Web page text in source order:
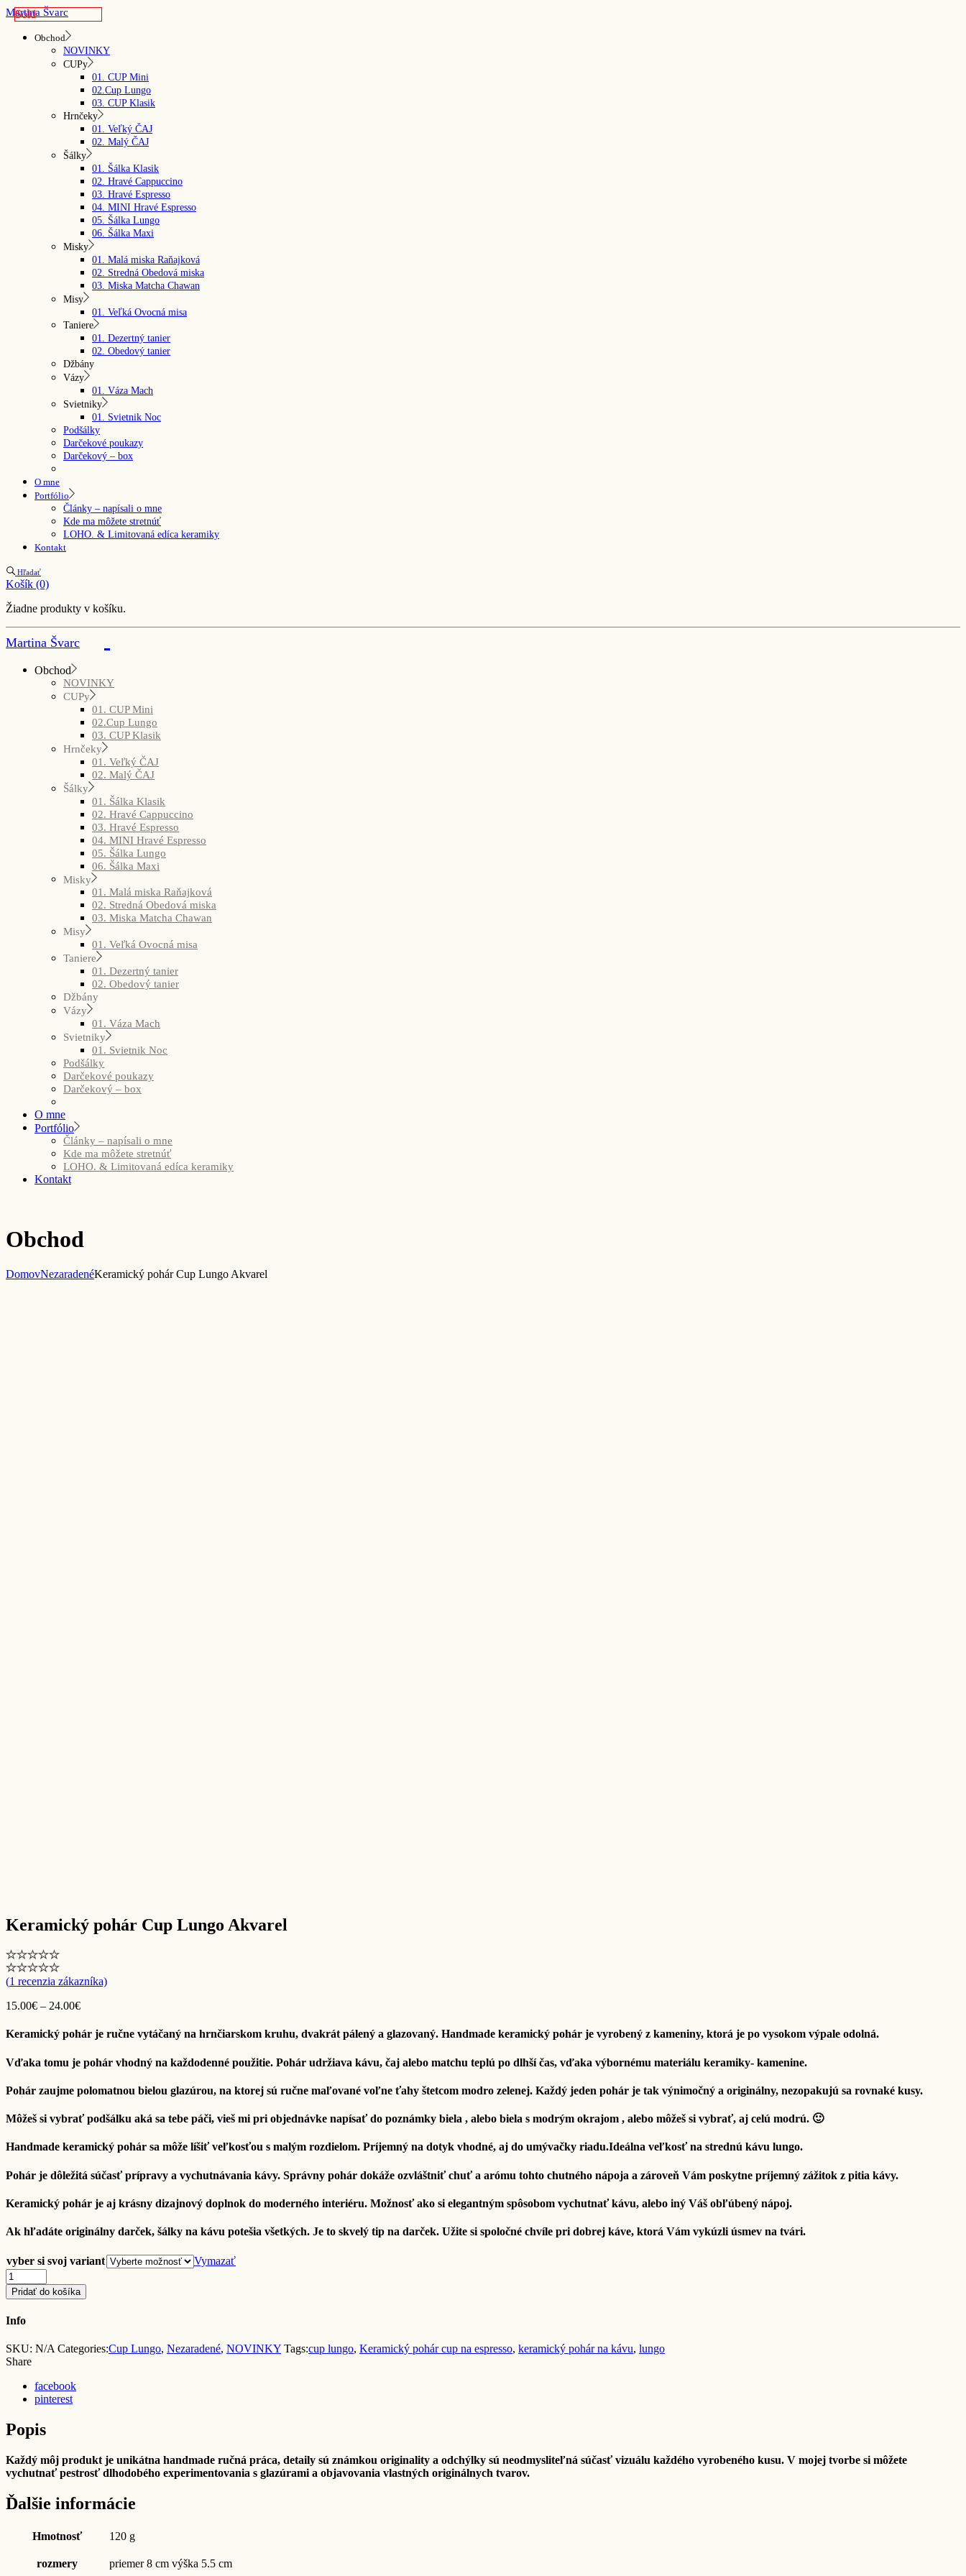
Skip
Martina Švarc
Obchod
NOVINKY
CUPy
01. CUP Mini
02.Cup Lungo
03. CUP Klasik
Hrnčeky
01. Veľký ČAJ
02. Malý ČAJ
Šálky
01. Šálka Klasik
02. Hravé Cappuccino
03. Hravé Espresso
04. MINI Hravé Espresso
05. Šálka Lungo
06. Šálka Maxi
Misky
01. Malá miska Raňajková
02. Stredná Obedová miska
03. Miska Matcha Chawan
Misy
01. Veľká Ovocná misa
Taniere
01. Dezertný tanier
02. Obedový tanier
Džbány
Vázy
01. Váza Mach
Svietniky
01. Svietnik Noc
Podšálky
Darčekové poukazy
Darčekový – box
O mne
Portfólio
Články – napísali o mne
Kde ma môžete stretnúť
LOHO. & Limitovaná edíca keramiky
Kontakt
Hľadať
Košík (0)
Žiadne produkty v košíku.
Martina Švarc
Obchod
NOVINKY
CUPy
01. CUP Mini
02.Cup Lungo
03. CUP Klasik
Hrnčeky
01. Veľký ČAJ
02. Malý ČAJ
Šálky
01. Šálka Klasik
02. Hravé Cappuccino
03. Hravé Espresso
04. MINI Hravé Espresso
05. Šálka Lungo
06. Šálka Maxi
Misky
01. Malá miska Raňajková
02. Stredná Obedová miska
03. Miska Matcha Chawan
Misy
01. Veľká Ovocná misa
Taniere
01. Dezertný tanier
02. Obedový tanier
Džbány
Vázy
01. Váza Mach
Svietniky
01. Svietnik Noc
Podšálky
Darčekové poukazy
Darčekový – box
O mne
Portfólio
Články – napísali o mne
Kde ma môžete stretnúť
LOHO. & Limitovaná edíca keramiky
Kontakt
Obchod
DomovNezaradenéKeramický pohár Cup Lungo Akvarel
Sold
Keramický pohár Cup Lungo Akvarel
(1 recenzia zákazníka)
15.00€ – 24.00€Price
15.00€
through
24.00€
Keramický pohár je ručne vytáčaný na hrnčiarskom kruhu, dvakrát pálený a glazovaný. Handmade keramický pohár je vyrobený z kameniny, ktorá je po vysokom výpale odolná.
Vďaka tomu je pohár vhodný na každodenné použitie. Pohár udržiava kávu, čaj alebo matchu teplú po dlhší čas, vďaka výbornému materiálu keramiky- kamenine.
Pohár zaujme polomatnou bielou glazúrou, na ktorej sú ručne maľované voľne ťahy štetcom modro zelenej. Každý jeden pohár je tak výnimočný a originálny, nezopakujú sa rovnaké kusy.
Môžeš si vybrať podšálku aká sa tebe páči, vieš mi pri objednávke napísať do poznámky biela , alebo biela s modrým okrajom , alebo môžeš si vybrať, aj celú modrú. 🙂
Handmade keramický pohár sa môže líšiť veľkosťou s malým rozdielom. Príjemný na dotyk vhodné, aj do umývačky riadu.Ideálna veľkosť na strednú kávu lungo.
Pohár je dôležitá súčasť prípravy a vychutnávania kávy. Správny pohár dokáže ozvláštniť chuť a arómu tohto chutného nápoja a zároveň Vám poskytne príjemný zážitok z pitia kávy.
Keramický pohár je aj krásny dizajnový doplnok do moderného interiéru. Možnosť ako si elegantným spôsobom vychutnať kávu, alebo iný Váš obľúbený nápoj.
Ak hľadáte originálny darček, šálky na kávu potešia všetkých. Je to skvelý tip na darček. Užite si spoločné chvíle pri dobrej káve, ktorá Vám vykúzli úsmev na tvári.
vyber si svoj variant
Vymazať
Quantity
Pridať do košíka
Info
SKU: N/A Categories:Cup Lungo, Nezaradené, NOVINKY Tags:cup lungo, Keramický pohár cup na espresso, keramický pohár na kávu, lungo
Share
facebook
pinterest
Popis
Každý môj produkt je unikátna handmade ručná práca, detaily sú známkou originality a odchýlky sú neodmysliteľná súčasť vizuálu každého vyrobeného kusu. V mojej tvorbe si môžete
vychutnať pestrosť dlhodobého experimentovania s glazúrami a objavovania vlastných originálnych tvarov.
Ďalšie informácie
Hmotnosť 120 g
rozmery priemer 8 cm výška 5.5 cm